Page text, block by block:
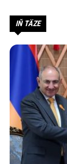
IŇ TÄZE